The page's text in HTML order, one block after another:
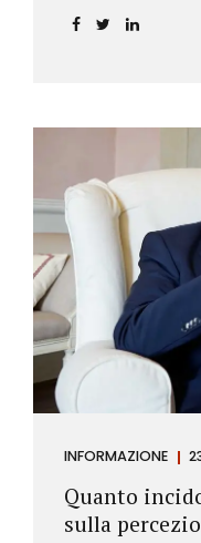
alla sospensione
76/2021. La
Tribunale di
tale
la propria persona,
svolgimento della
fiorentino, Dott.ssa
provvedimento
INFORMAZIONE
Quanto
sulla